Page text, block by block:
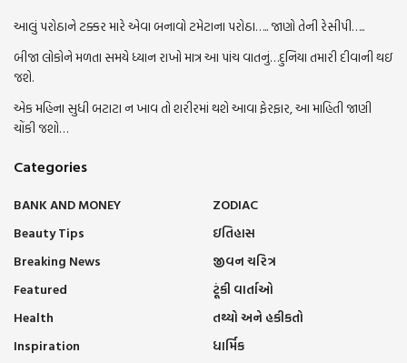
આલું પરોઠાને ટક્કર મારે એવા બનાવો ટમેટાના પરોઠા….. જાણો તેની રેસીપી…..
બીજા લોકોને મળતા સમયે ધ્યાન રાખો માત્ર આ પાંચ વાતનું…દુનિયા તમારી દીવાની થઇ
જશે.
એક મહિના સુધી બટાટા ન ખાવ તો શરીરમાં થશે આવા ફેરફાર, આ માહિતી જાણી
ચોંકી જશો…
Categories
BANK AND MONEY
Beauty Tips
Breaking News
Featured
Health
Inspiration
ZODIAC
ઇતિહાસ
જીવન ચરિત્ર
ટૂંકી વાર્તાઓ
તથ્યો અને હકીકતો
ધાર્મિક